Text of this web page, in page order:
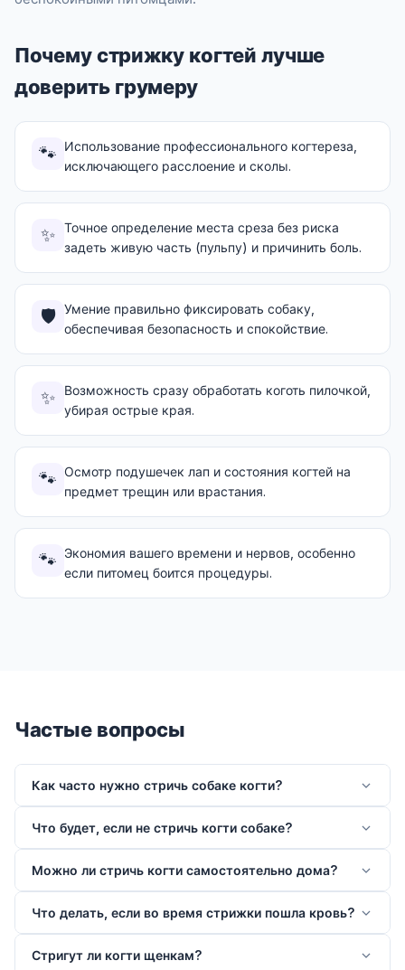
Почему стрижку когтей лучше
доверить грумеру
🐾 Использование профессионального когтереза,
исключающего расслоение и сколы.
✨ Точное определение места среза без риска
задеть живую часть (пульпу) и причинить боль.
🛡️ Умение правильно фиксировать собаку,
обеспечивая безопасность и спокойствие.
✨
Возможность сразу обработать коготь пилочкой,
убирая острые края.
🐾 Осмотр подушечек лап и состояния когтей на
предмет трещин или врастания.
🐾 Экономия вашего времени и нервов, особенно
если питомец боится процедуры.
Частые вопросы
Как часто нужно стричь собаке когти?
Что будет, если не стричь когти собаке?
Можно ли стричь когти самостоятельно дома?
Что делать, если во время стрижки пошла кровь?
Стригут ли когти щенкам?